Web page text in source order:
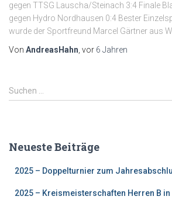
gegen TTSG Lauscha/Steinach 3:4 Finale
gegen Hydro Nordhausen 0:4 Bester
wurde der Sportfreund Marcel Gärtner aus
Von AndreasHahn , vor 6 Jahren
S
u
n
Suchen …
Neueste Beiträge
2025 – Doppelturnier zum
2025 – Kreismeisterschaften Herren B in